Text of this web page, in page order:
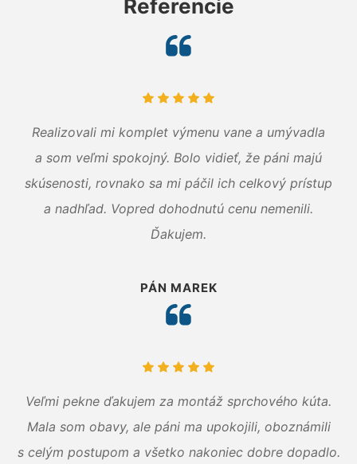
Referencie
Realizovali mi komplet výmenu vane a umývadla
a som veľmi spokojný. Bolo vidieť, že páni majú
skúsenosti, rovnako sa mi páčil ich celkový prístup
a nadhľad. Vopred dohodnutú cenu nemenili.
Ďakujem.
PÁN MAREK
Veľmi pekne ďakujem za montáž sprchového kúta.
Mala som obavy, ale páni ma upokojili, oboznámili
s celým postupom a všetko nakoniec dobre dopadlo.